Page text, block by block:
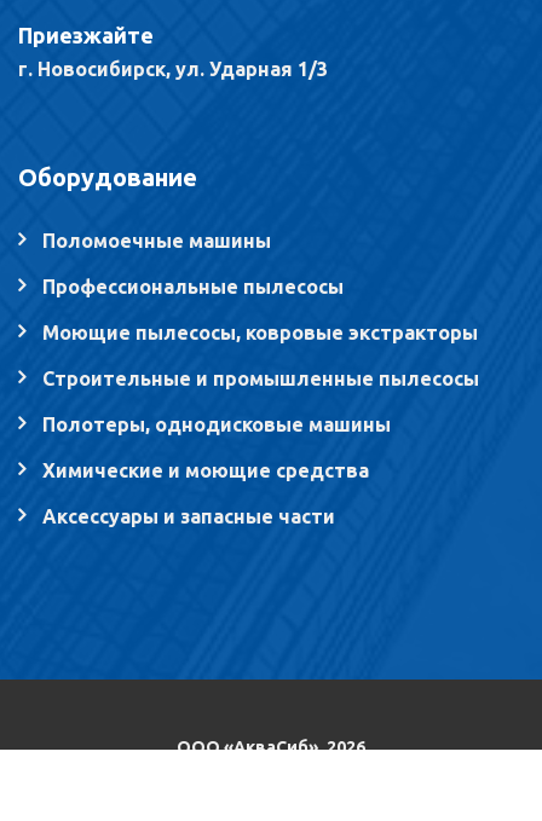
Приезжайте
г. Новосибирск, ул. Ударная 1/3
Оборудование
Поломоечные машины
Профессиональные пылесосы
Моющие пылесосы, ковровые экстракторы
Строительные и промышленные пылесосы
Полотеры, однодисковые машины
Химические и моющие средства
Аксессуары и запасные части
ООО «АкваСиб», 2026